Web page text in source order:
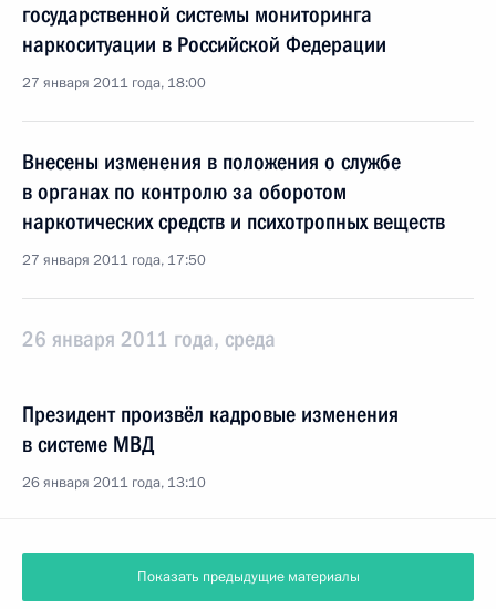
государственной системы мониторинга
наркоситуации в Российской Федерации
27 января 2011 года, 18:00
Внесены изменения в положения о службе
в органах по контролю за оборотом
наркотических средств и психотропных веществ
27 января 2011 года, 17:50
26 января 2011 года, среда
Президент произвёл кадровые изменения
в системе МВД
26 января 2011 года, 13:10
Показать предыдущие материалы